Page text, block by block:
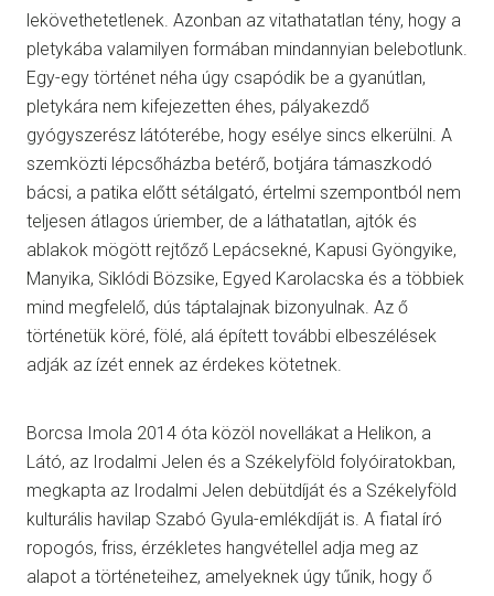
lekövethetetlenek. Azonban az vitathatatlan tény, hogy a
pletykába valamilyen formában mindannyian belebotlunk.
Egy-egy történet néha úgy csapódik be a gyanútlan,
pletykára nem kifejezetten éhes, pályakezdő
gyógyszerész látóterébe, hogy esélye sincs elkerülni. A
szemközti lépcsőházba betérő, botjára támaszkodó
bácsi, a patika előtt sétálgató, értelmi szempontból nem
teljesen átlagos úriember, de a láthatatlan, ajtók és
ablakok mögött rejtőző Lepácsekné, Kapusi Gyöngyike,
Manyika, Siklódi Bözsike, Egyed Karolacska és a többiek
mind megfelelő, dús táptalajnak bizonyulnak. Az ő
történetük köré, fölé, alá épített további elbeszélések
adják az ízét ennek az érdekes kötetnek.
Borcsa Imola 2014 óta közöl novellákat a Helikon, a
Látó, az Irodalmi Jelen és a Székelyföld folyóiratokban,
megkapta az Irodalmi Jelen debütdíját és a Székelyföld
kulturális havilap Szabó Gyula-emlékdíját is. A fiatal író
ropogós, friss, érzékletes hangvétellel adja meg az
alapot a történeteihez, amelyeknek úgy tűnik, hogy ő